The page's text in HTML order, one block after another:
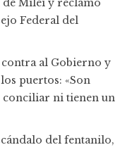
Milei y reclamó
Federal del
al Gobierno y
puertos: «Son
conciliar ni tienen un
del fentanilo,